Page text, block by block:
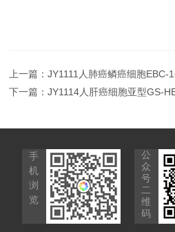
上一篇：JY1111人肺癌鳞癌细胞EBC-
下一篇：JY1114人肝癌细胞亚型GS-
手
机
浏
览
公
众
号
二
维
码